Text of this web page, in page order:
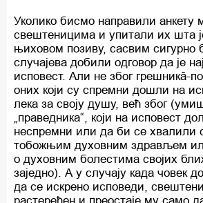
Уколико бисмо направили анкету
свештеницима и упитали их шта
њиховом позиву, сасвим сигурно
случајева добили одговор да је
исповест. Али не због грешникâ-
оних који су спремни дошли на
лека за своју душу, већ због
„праведника“, који на исповест
неспремни или да би се хвалили
тобожњим духовним здрављем
о духовним болестима својих
заједно). А у случају када човек
да се искрено исповеди,